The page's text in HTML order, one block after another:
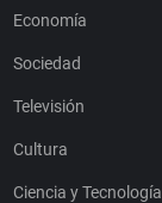
Economía
Sociedad
Televisión
Cultura
Ciencia y Tecnología